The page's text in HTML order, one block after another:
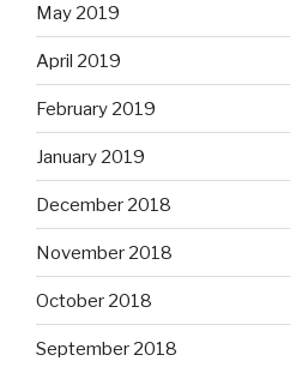
May 2019
April 2019
February 2019
January 2019
December 2018
November 2018
October 2018
September 2018